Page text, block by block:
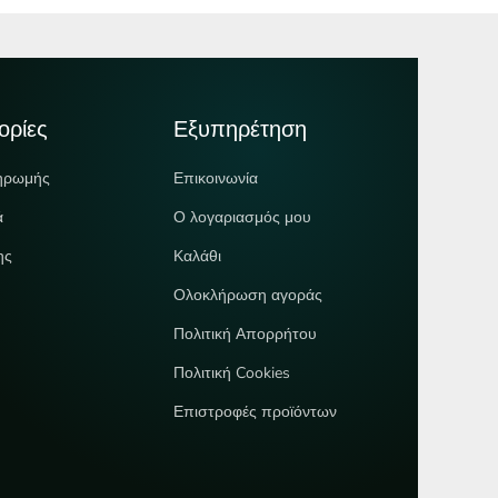
Εξυπηρέτηση
Επικοινωνία
Ο λογαριασμός μου
Καλάθι
Ολοκλήρωση αγοράς
Πολιτική Απορρήτου
Πολιτική Cookies
Επιστροφές προϊόντων